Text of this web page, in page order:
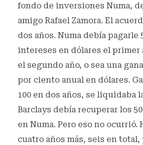
fondo de inversiones Numa,
amigo Rafael Zamora. El
dos años. Numa debía pagarle
intereses en dólares el primer
el segundo año, o sea una
por ciento anual en dólares.
100 en dos años, se liquidaba
Barclays debía recuperar los
en Numa. Pero eso no ocurrió.
cuatro años más, seis en total,